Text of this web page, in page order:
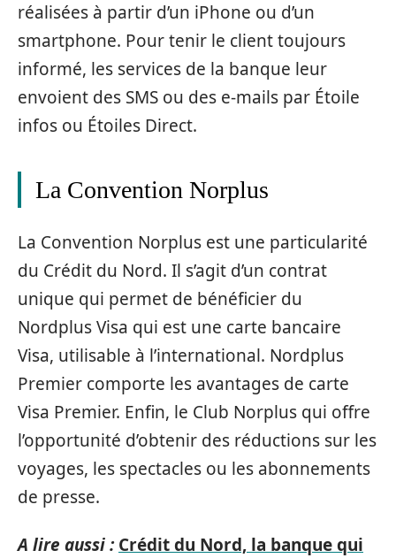
réalisées à partir d’un iPhone ou d’un
smartphone. Pour tenir le client toujours
informé, les services de la banque leur
envoient des SMS ou des e-mails par Étoile
infos ou Étoiles Direct.
La Convention Norplus
La Convention Norplus est une particularité
du Crédit du Nord. Il s’agit d’un contrat
unique qui permet de bénéficier du
Nordplus Visa qui est une carte bancaire
Visa, utilisable à l’international. Nordplus
Premier comporte les avantages de carte
Visa Premier. Enfin, le Club Norplus qui offre
l’opportunité d’obtenir des réductions sur les
voyages, les spectacles ou les abonnements
de presse.
A lire aussi : Crédit du Nord, la banque qui